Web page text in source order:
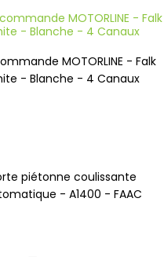
MOTORLINE - Falk
- Blanche - 4 Canaux
piétonne coulissante
- A1400 - FAAC